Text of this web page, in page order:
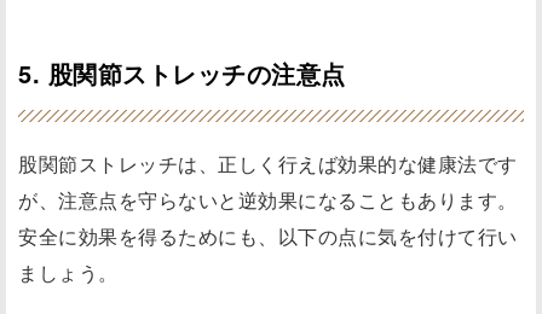
5. 股関節ストレッチの注意点
股関節ストレッチは、正しく行えば効果的な健康法です
が、注意点を守らないと逆効果になることもあります。
安全に効果を得るためにも、以下の点に気を付けて行い
ましょう。